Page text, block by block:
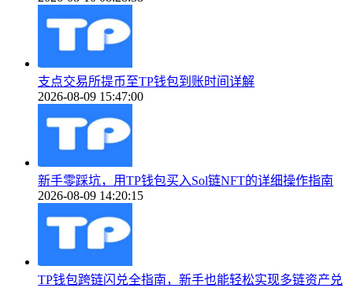
支点交易所提币至TP钱包到账时间详解
2026-08-09 15:47:00
新手零踩坑，用TP钱包买入Sol链NFT的详细操作指南
2026-08-09 14:20:15
TP钱包跨链闪兑全指南，新手也能轻松实现多链资产兑